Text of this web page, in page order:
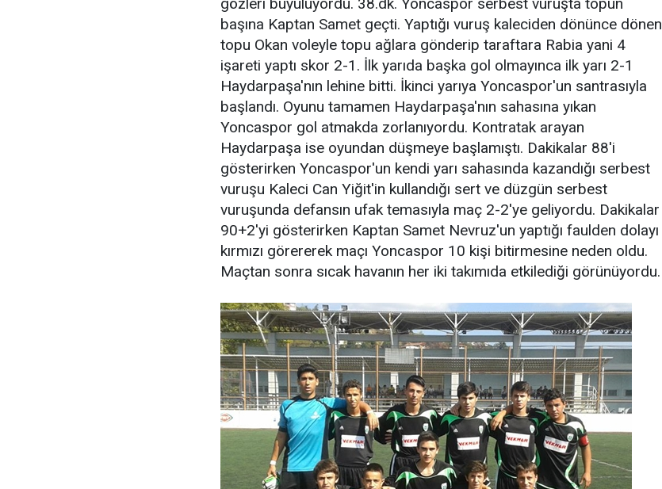
başına Kaptan Samet geçti. Yaptığı vuruş kaleciden dönünce dönen
topu Okan voleyle topu ağlara gönderip taraftara Rabia yani 4
işareti yaptı skor 2-1. İlk yarıda başka gol olmayınca ilk yarı 2-1
Haydarpaşa'nın lehine bitti. İkinci yarıya Yoncaspor'un santrasıyla
başlandı. Oyunu tamamen Haydarpaşa'nın sahasına yıkan
Yoncaspor gol atmakda zorlanıyordu. Kontratak arayan
Haydarpaşa ise oyundan düşmeye başlamıştı. Dakikalar 88'i
gösterirken Yoncaspor'un kendi yarı sahasında kazandığı serbest
vuruşu Kaleci Can Yiğit'in kullandığı sert ve düzgün serbest
vuruşunda defansın ufak temasıyla maç 2-2'ye geliyordu. Dakikalar
90+2'yi gösterirken Kaptan Samet Nevruz'un yaptığı faulden dolayı
kırmızı görererek maçı Yoncaspor 10 kişi bitirmesine neden oldu.
Maçtan sonra sıcak havanın her iki takımıda etkilediği görünüyordu.